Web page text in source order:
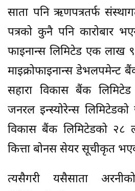
साता पनि ऋणपत्रतर्फ
पत्रको कुनै पनि कारोबार
फाइनान्स लिमिटेड एक लाख
माइक्रोफाइनान्स डेभलपमेन्ट
सहारा विकास बैंक
जनरल इन्स्योरेन्स
विकास बैंक लिमिटेडको २८
कित्ता बोनस सेयर सूचीकृत
त्यसैगरी यसैसाता